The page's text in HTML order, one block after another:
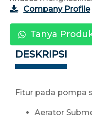
Company Profile
Tanya
DESKRIPSI
Fitur pada pompa
Aerator